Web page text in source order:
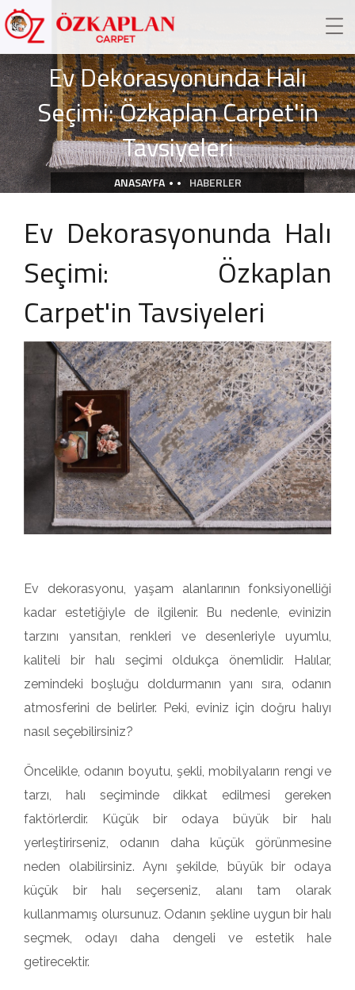
Ev Dekorasyonunda Halı
Seçimi: Özkaplan Carpet'in
Tavsiyeleri
ANASAYFA HABERLER
Ev Dekorasyonunda Halı
Seçimi: Özkaplan
Carpet'in Tavsiyeleri
Ev dekorasyonu, yaşam alanlarının fonksiyonelliği
kadar estetiğiyle de ilgilenir. Bu nedenle, evinizin
tarzını yansıtan, renkleri ve desenleriyle uyumlu,
kaliteli bir halı seçimi oldukça önemlidir. Halılar,
zemindeki boşluğu doldurmanın yanı sıra, odanın
atmosferini de belirler. Peki, eviniz için doğru halıyı
nasıl seçebilirsiniz?
Öncelikle, odanın boyutu, şekli, mobilyaların rengi ve
tarzı, halı seçiminde dikkat edilmesi gereken
faktörlerdir. Küçük bir odaya büyük bir halı
yerleştirirseniz, odanın daha küçük görünmesine
neden olabilirsiniz. Aynı şekilde, büyük bir odaya
küçük bir halı seçerseniz, alanı tam olarak
kullanmamış olursunuz. Odanın şekline uygun bir halı
seçmek, odayı daha dengeli ve estetik hale
getirecektir.